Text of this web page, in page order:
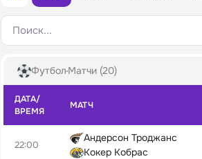
Поиск...
Футбол Матчи (20)
ДАТА/
ВРЕМЯ
МАТЧ
22:00
Андерсон Троджанс
Кокер Кобрас